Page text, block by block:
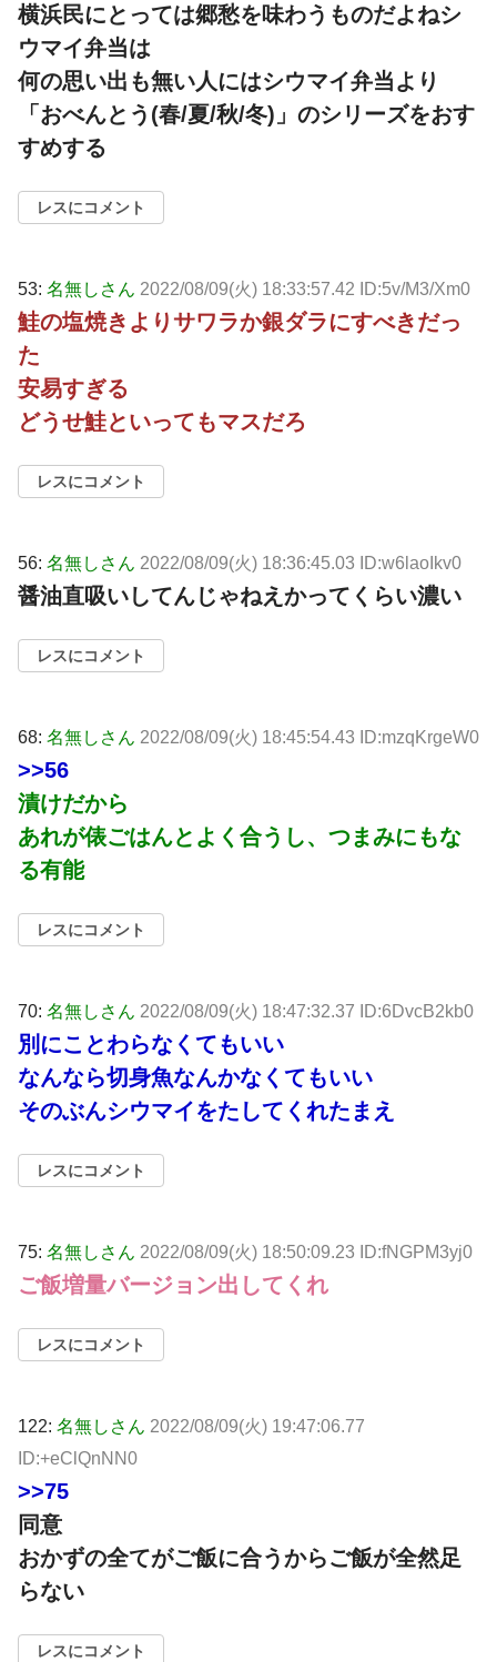
横浜民にとっては郷愁を味わうものだよねシ
ウマイ弁当は
何の思い出も無い人にはシウマイ弁当より
「おべんとう(春/夏/秋/冬)」のシリーズをおす
すめする
レスにコメント
53: 名無しさん 2022/08/09(火) 18:33:57.42 ID:5v/M3/Xm0
鮭の塩焼きよりサワラか銀ダラにすべきだっ
た
安易すぎる
どうせ鮭といってもマスだろ
レスにコメント
56: 名無しさん 2022/08/09(火) 18:36:45.03 ID:w6laoIkv0
醤油直吸いしてんじゃねえかってくらい濃い
レスにコメント
68: 名無しさん 2022/08/09(火) 18:45:54.43 ID:mzqKrgeW0
>>56
漬けだから
あれが俵ごはんとよく合うし、つまみにもな
る有能
レスにコメント
70: 名無しさん 2022/08/09(火) 18:47:32.37 ID:6DvcB2kb0
別にことわらなくてもいい
なんなら切身魚なんかなくてもいい
そのぶんシウマイをたしてくれたまえ
レスにコメント
75: 名無しさん 2022/08/09(火) 18:50:09.23 ID:fNGPM3yj0
ご飯増量バージョン出してくれ
レスにコメント
122: 名無しさん 2022/08/09(火) 19:47:06.77
ID:+eClQnNN0
>>75
同意
おかずの全てがご飯に合うからご飯が全然足
らない
レスにコメント